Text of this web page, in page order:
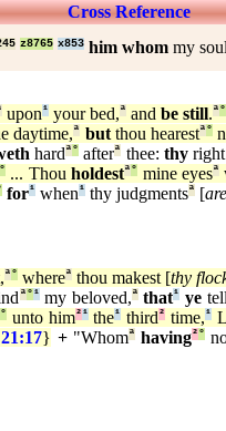
Cross Reference
z8765 x853 him whom my soul
upon¹your bed,ª andbe still.ª°
daytime,ª butthou hearestª°
hardª° afterª thee:thy
° ... Thouholdestª° mine eyesª
for¹ when¹ thy judgmentsª [are
,ª° whereª thou makest [thy
ª°¹my beloved,ª that¹ ye tell
° unto him²¹the¹ third² time,¹
} + "Whomª having²°